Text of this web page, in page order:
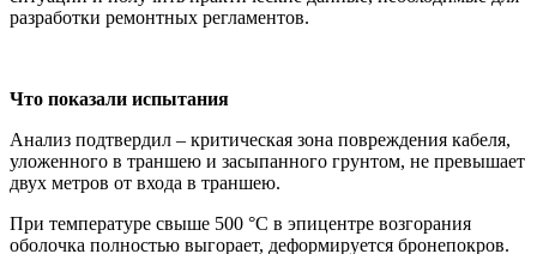
разработки ремонтных регламентов.
Что показали испытания
Анализ подтвердил – критическая зона повреждения кабеля,
уложенного в траншею и засыпанного грунтом, не превышает
двух метров от входа в траншею.
При температуре свыше 500 °C в эпицентре возгорания
оболочка полностью выгорает, деформируется бронепокров.